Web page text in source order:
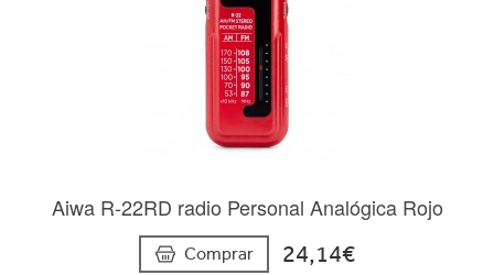
Aiwa R-22RD radio Personal Analógica Rojo
Comprar 24,14€